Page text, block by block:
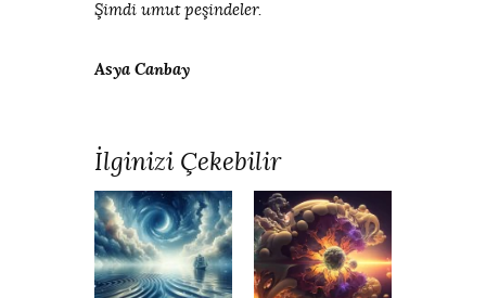
Şimdi umut peşindeler.
Asya Canbay
İlginizi Çekebilir